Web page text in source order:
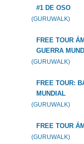
#1 DE OSO
(GURUWALK)
FREE TOUR
GUERRA
(GURUWALK)
FREE TOUR:
MUNDIAL
(GURUWALK)
FREE TOUR
(GURUWALK)